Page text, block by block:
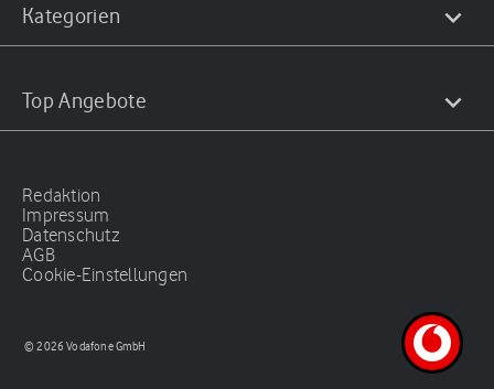
Kategorien
Top Angebote
Redaktion
Impressum
Datenschutz
AGB
Cookie-Einstellungen
© 2026 Vodafone GmbH